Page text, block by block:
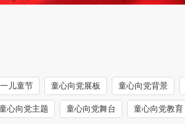
儿童节 童心向党展板 童心向党背景
心向党主题 童心向党舞台 童心向党教育